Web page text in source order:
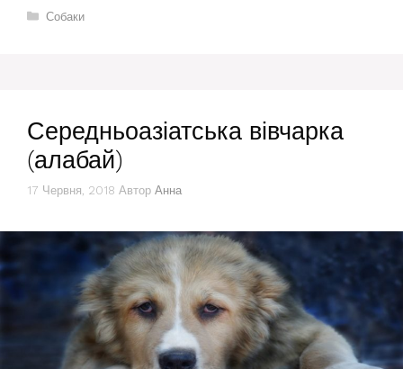
Категорії
Собаки
Середньоазіатська вівчарка
(алабай)
17 Червня, 2018 Автор Анна